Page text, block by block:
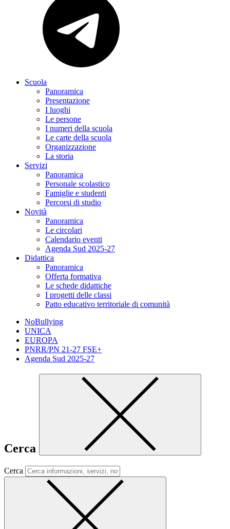
Scuola
Panoramica
Presentazione
I luoghi
Le persone
I numeri della scuola
Le carte della scuola
Organizzazione
La storia
Servizi
Panoramica
Personale scolastico
Famiglie e studenti
Percorsi di studio
Novità
Panoramica
Le circolari
Calendario eventi
Agenda Sud 2025-27
Didattica
Panoramica
Offerta formativa
Le schede didattiche
I progetti delle classi
Patto educativo territoriale di comunità
NoBullying
UNICA
EUROPA
PNRR/PN 21-27 FSE+
Agenda Sud 2025-27
Cerca
Cerca